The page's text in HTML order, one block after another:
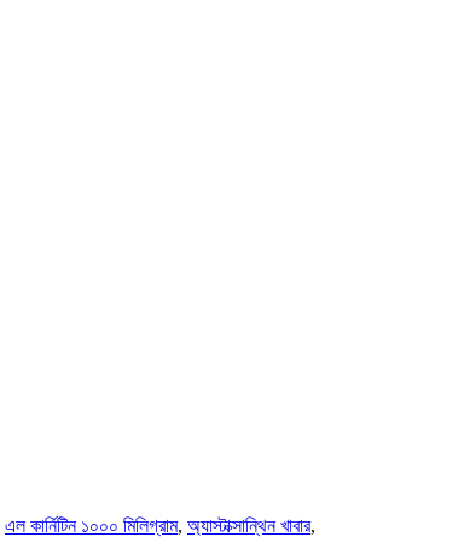
এল কার্নিটিন ১০০০ মিলিগ্রাম, অ্যাস্টাক্সান্থিন খাবার,